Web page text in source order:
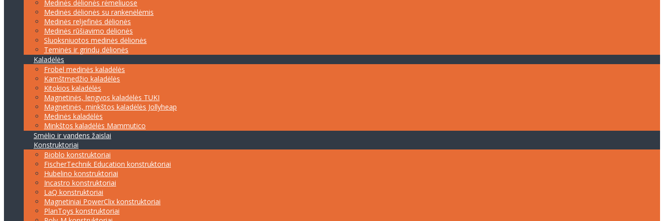
Medinės dėlionės rėmeliuose
Medinės dėlionės su rankenėlėmis
Medinės reljefinės dėlionės
Medinės rūšiavimo dėlionės
Sluoksniuotos medinės dėlionės
Teminės ir grindų dėlionės
Kaladėlės
Frobel medinės kaladėlės
Kamštmedžio kaladėlės
Kitokios kaladėlės
Magnetinės, lengvos kaladėlės TUKI
Magnetinės, minkštos kaladėlės Jollyheap
Medinės kaladėlės
Minkštos kaladėlės Mammutico
Smėlio ir vandens žaislai
Konstruktoriai
Bioblo konstruktoriai
FischerTechnik Education konstruktoriai
Hubelino konstruktoriai
Incastro konstruktoriai
LaQ konstruktoriai
Magnetiniai PowerClix konstruktoriai
PlanToys konstruktoriai